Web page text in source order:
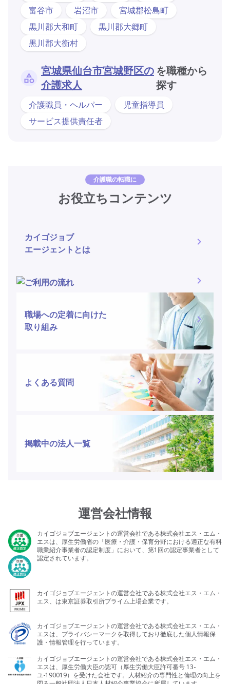
富谷市
岩沼市
宮城郡松島町
黒川郡大和町
黒川郡大郷町
黒川郡大衡村
宮城県仙台市宮城野区の
介護求人
を職種から
探す
介護職員・ヘルパー
児童指導員
サービス提供責任者
介護職の転職に
お役立ちコンテンツ
カイゴジョブ
エージェントとは
ご利用の流れ
職場への定着に向けた
取り組み
よくある質問
掲載中の法人一覧
運営会社情報
カイゴジョブエージェントの運営会社である株式会社エス・エム・
エスは、厚生労働省の「医療・介護・保育分野における適正な有料
職業紹介事業者の認定制度」において、第1回の認定事業者として
認定されています。
カイゴジョブエージェントの運営会社である株式会社エス・エム・
エス、は東京証券取引所プライム上場企業です。
カイゴジョブエージェントの運営会社である株式会社エス・エム・
エスは、プライバシーマークを取得しており徹底した個人情報保
護・情報管理を行っています。
カイゴジョブエージェントの運営会社である株式会社エス・エム・
エスは、厚生労働大臣の認可（厚生労働大臣許可番号 13-
ユ-190019）を受けた会社です。人材紹介の専門性と倫理の向上を